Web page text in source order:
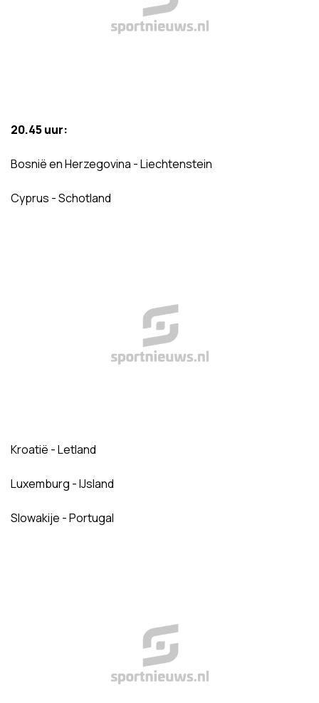
20.45 uur:
Bosnië en Herzegovina - Liechtenstein
Cyprus - Schotland
Kroatië - Letland
Luxemburg - IJsland
Slowakije - Portugal